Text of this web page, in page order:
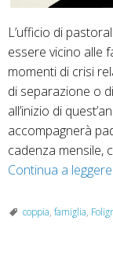
L’ufficio di
essere vicino alle
momenti di crisi
di separazione o
all’inizio di
accompagnerà
cadenza mensile,
Continua a leggere
coppia, famiglia,